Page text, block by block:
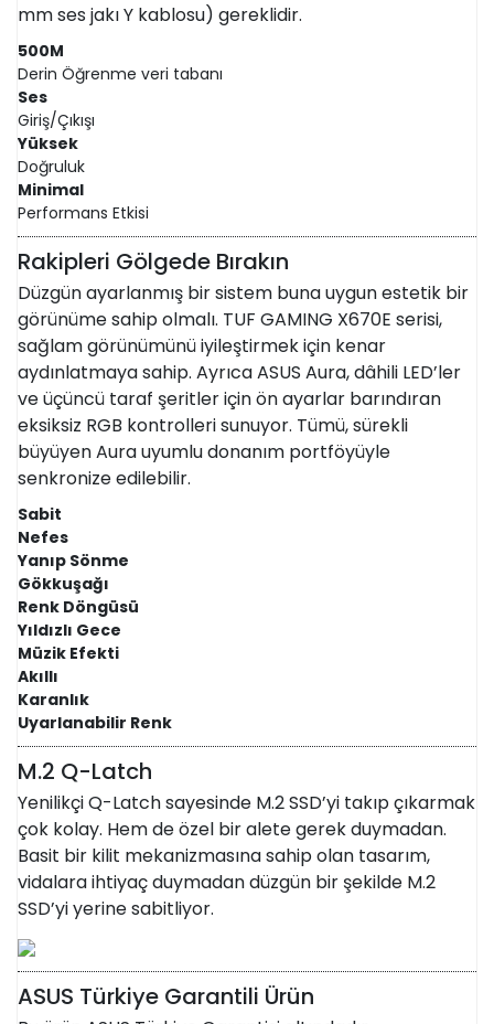
mm ses jakı Y kablosu) gereklidir.
500M
Derin Öğrenme veri tabanı
Ses
Giriş/Çıkışı
Yüksek
Doğruluk
Minimal
Performans Etkisi
Rakipleri Gölgede Bırakın
Düzgün ayarlanmış bir sistem buna uygun estetik bir
görünüme sahip olmalı. TUF GAMING X670E serisi,
sağlam görünümünü iyileştirmek için kenar
aydınlatmaya sahip. Ayrıca ASUS Aura, dâhili LED’ler
ve üçüncü taraf şeritler için ön ayarlar barındıran
eksiksiz RGB kontrolleri sunuyor. Tümü, sürekli
büyüyen Aura uyumlu donanım portföyüyle
senkronize edilebilir.
Sabit
Nefes
Yanıp Sönme
Gökkuşağı
Renk Döngüsü
Yıldızlı Gece
Müzik Efekti
Akıllı
Karanlık
Uyarlanabilir Renk
M.2 Q-Latch
Yenilikçi Q-Latch sayesinde M.2 SSD’yi takıp çıkarmak
çok kolay. Hem de özel bir alete gerek duymadan.
Basit bir kilit mekanizmasına sahip olan tasarım,
vidalara ihtiyaç duymadan düzgün bir şekilde M.2
SSD’yi yerine sabitliyor.
ASUS Türkiye Garantili Ürün